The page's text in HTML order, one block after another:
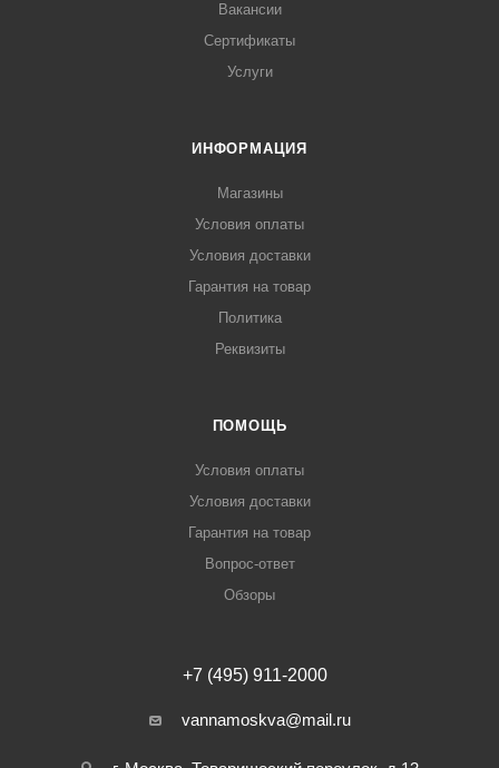
Вакансии
Сертификаты
Услуги
ИНФОРМАЦИЯ
Магазины
Условия оплаты
Условия доставки
Гарантия на товар
Политика
Реквизиты
ПОМОЩЬ
Условия оплаты
Условия доставки
Гарантия на товар
Вопрос-ответ
Обзоры
+7 (495) 911-2000
vannamoskva@mail.ru